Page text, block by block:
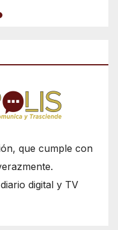
que cumple con
digital y TV